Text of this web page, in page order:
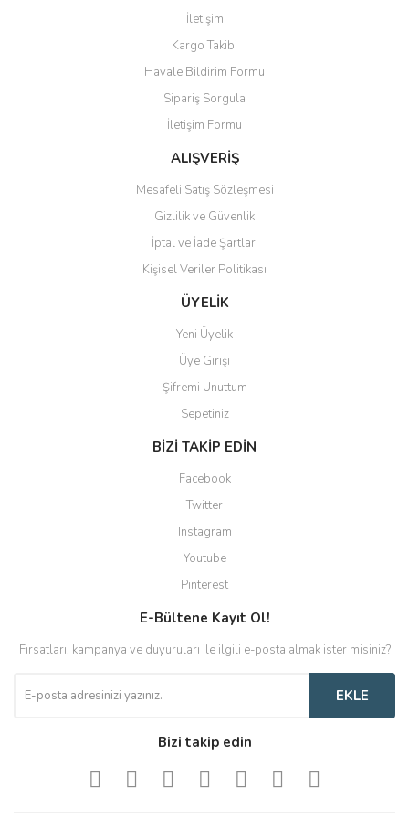
Yorum Yaz
Ürün resmi kalitesiz, bozuk veya görüntülenemiyor.
Ürün açıklamasında eksik bilgiler bulunuyor.
Ürün bilgilerinde hatalar bulunuyor.
Ürün fiyatı diğer sitelerden daha pahalı.
Bu ürüne benzer farklı alternatifler olmalı.
Gönder
İletişim
Kargo Takibi
Havale Bildirim Formu
Sipariş Sorgula
İletişim Formu
ALIŞVERİŞ
Mesafeli Satış Sözleşmesi
Gizlilik ve Güvenlik
İptal ve İade Şartları
Kişisel Veriler Politikası
ÜYELİK
Yeni Üyelik
Üye Girişi
Şifremi Unuttum
Sepetiniz
BİZİ TAKİP EDİN
Facebook
Twitter
Instagram
Youtube
Pinterest
E-Bültene Kayıt Ol!
Fırsatları, kampanya ve duyuruları ile ilgili e-posta almak ister misiniz?
EKLE
Bizi takip edin